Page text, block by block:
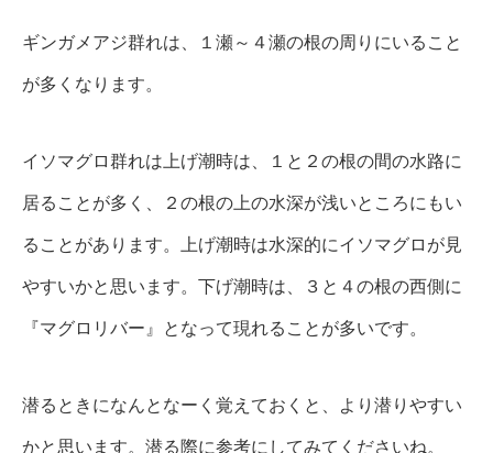
ギンガメアジ群れは、１瀬～４瀬の根の周りにいること
が多くなります。
イソマグロ群れは上げ潮時は、１と２の根の間の水路に
居ることが多く、２の根の上の水深が浅いところにもい
ることがあります。上げ潮時は水深的にイソマグロが見
やすいかと思います。下げ潮時は、３と４の根の西側に
『マグロリバー』となって現れることが多いです。
潜るときになんとなーく覚えておくと、より潜りやすい
かと思います。潜る際に参考にしてみてくださいね。